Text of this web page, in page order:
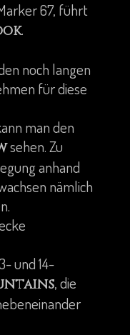
67, führt
.
noch langen
für diese
man den
sehen. Zu
anhand
nämlich
und 14-
, die